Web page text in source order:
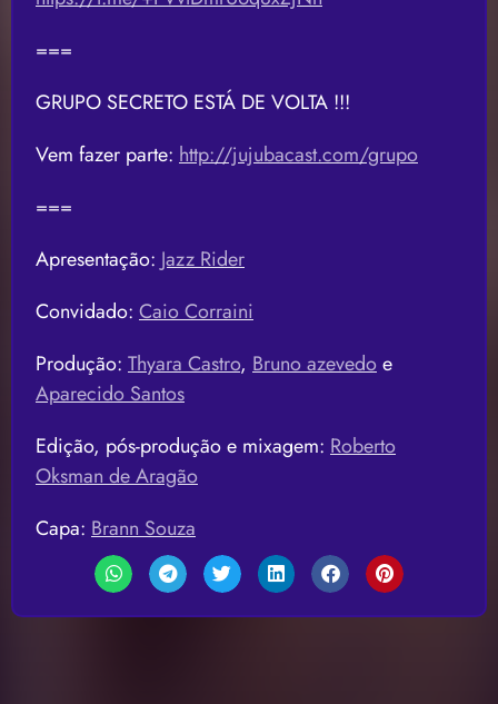
===
GRUPO SECRETO ESTÁ DE VOLTA !!!
Vem fazer parte: http://jujubacast.com/grupo
===
Apresentação: Jazz Rider
Convidado: Caio Corraini
Produção: Thyara Castro, Bruno azevedoe
Aparecido Santos
Edição, pós-produção e mixagem: Roberto
Oksman de Aragão
Capa: Brann Souza